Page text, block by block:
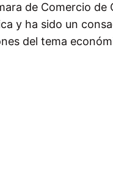
de Comercio de
y ha sido un
del tema